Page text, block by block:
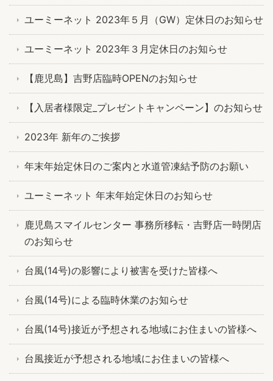
ユーミーネット 2023年５月（GW）定休日のお知らせ
ユーミーネット 2023年３月定休日のお知らせ
【鹿児島】吉野店臨時OPENのお知らせ
【入居者様限定_プレゼントキャンペーン】のお知らせ
2023年 新年のご挨拶
年末年始定休日のご案内と水道管凍結予防のお願い
ユーミーネット 年末年始定休日のお知らせ
鹿児島スマイルセンター 事務所移転・吉野店一時閉店
のお知らせ
台風(14号)の影響により被害を受けた皆様へ
台風(14号)による臨時休業のお知らせ
台風(14号)接近が予想される地域にお住まいの皆様へ
台風接近が予想される地域にお住まいの皆様へ